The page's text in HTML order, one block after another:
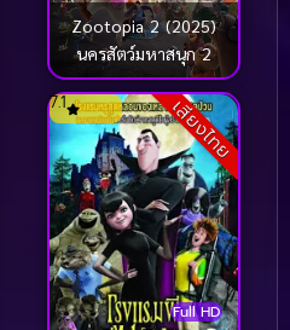
Zootopia 2 (2025)
นครสัตว์มหาสนุก 2
เสียงไทย
Full HD
7.1